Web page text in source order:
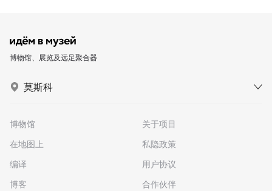
博物馆、展览及远足聚合器
莫斯科
博物馆
在地图上
编译
博客
关于项目
私隐政策
用户协议
合作伙伴